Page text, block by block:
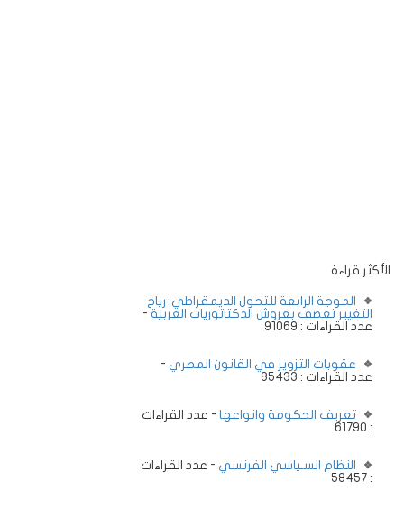
الأكثر قراءة
الموجة الرابعة للتحول الديمقراطي: رياح
التغيير تعصف بعروش الدكتاتوريات العربية -
عدد القراءات : 91069
عقوبات التزوير في القانون المصري -
عدد القراءات : 85433
تعريف الحكومة وانواعها - عدد القراءات
: 61790
النظام السـياسي الفرنسي - عدد القراءات
: 58457